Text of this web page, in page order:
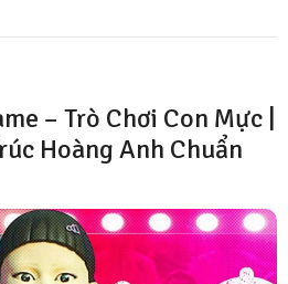
– Trò Chơi Con Mực |
Hoàng Anh Chuẩn